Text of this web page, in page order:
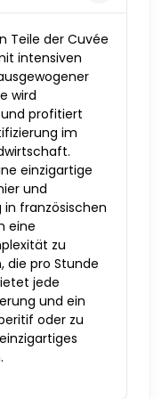
Teile der Cuvée
intensiven
wird
profitiert
im
einzigartige
und
in französischen
eine
zu
die pro Stunde
jede
und ein
oder zu